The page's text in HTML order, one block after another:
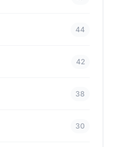
44
42
38
30